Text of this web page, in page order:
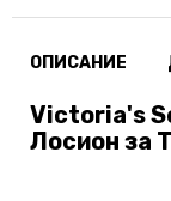
ОПИСАНИЕ
Victoria's
Лосион за